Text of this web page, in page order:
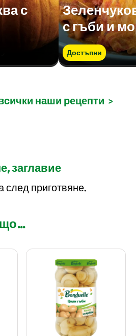
с
с гъби и
Достъпни
наши рецепти >
заглавие
след приготвяне.